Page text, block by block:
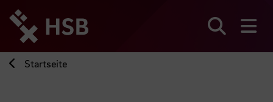
zum
Seiteninhalt
springen
Startseite